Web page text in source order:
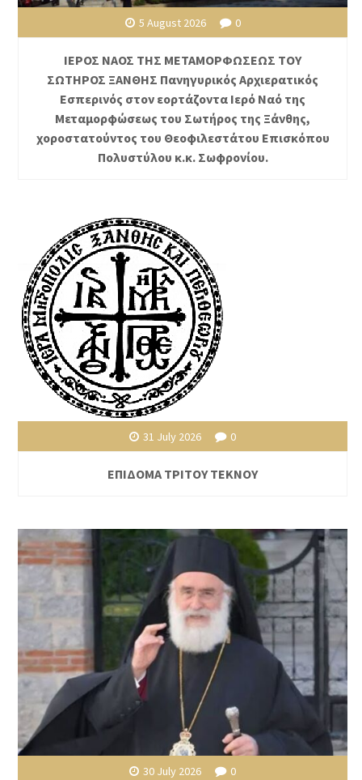
5 August 2026 0
ΙΕΡΟΣ ΝΑΟΣ ΤΗΣ ΜΕΤΑΜΟΡΦΩΣΕΩΣ ΤΟΥ
ΣΩΤΗΡΟΣ ΞΑΝΘΗΣ Πανηγυρικός Αρχιερατικός
Εσπερινός στον εορτάζοντα Ιερό Ναό της
Μεταμορφώσεως του Σωτήρος της Ξάνθης,
χοροστατούντος του Θεοφιλεστάτου Επισκόπου
Πολυστύλου κ.κ. Σωφρονίου.
31 July 2026 0
ΕΠΙΔΟΜΑ ΤΡΙΤΟΥ ΤΕΚΝΟΥ
30 July 2026 0